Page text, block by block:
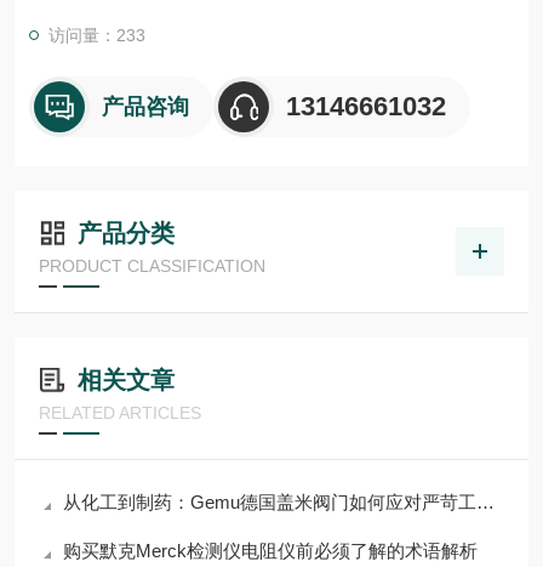
访问量：233
产品咨询 13146661032
产品分类
PRODUCT CLASSIFICATION
相关文章
RELATED ARTICLES
从化工到制药：Gemu德国盖米阀门如何应对严苛工况挑战？
购买默克Merck检测仪电阻仪前必须了解的术语解析